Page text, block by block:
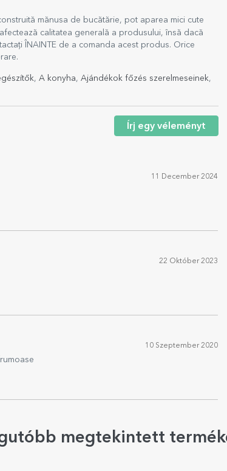
mănusa de bucătărie, pot aparea mici cute
calitatea generală a produsului, însă dacă
ÎNAINTE de a comanda acest produs. Orice
, A konyha, Ajándékok főzés szerelmeseinek,
Írj egy véleményt
11 December 2024
22 Október 2023
10 Szeptember 2020
megtekintett